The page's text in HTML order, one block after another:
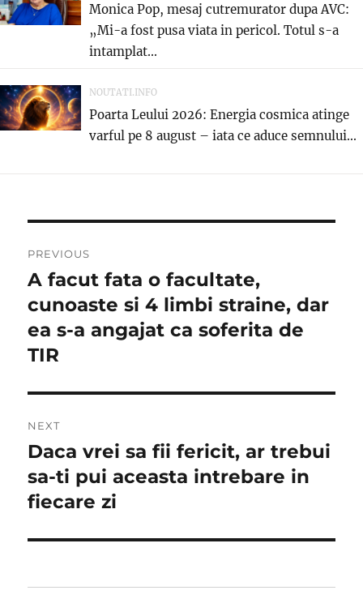
Monica Pop, mesaj cutremurator dupa AVC:
„Mi-a fost pusa viata in pericol. Totul s-a
intamplat...
NOUTATI.INFO
Poarta Leului 2026: Energia cosmica atinge
varful pe 8 august – iata ce aduce semnului...
în
articole
PREVIOUS
Previous
post:
A facut fata o facultate,
cunoaste si 4 limbi straine, dar
ea s-a angajat ca soferita de
TIR
NEXT
Next
post:
Daca vrei sa fii fericit, ar trebui
sa-ti pui aceasta intrebare in
fiecare zi